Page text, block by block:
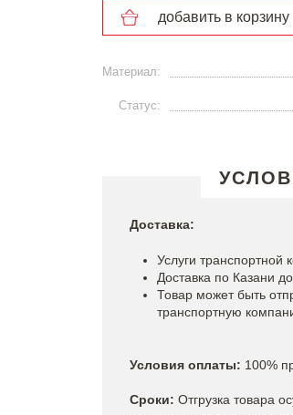
добавить в корзину
Материал:
Статус:
Доставка:
Услуги транспортной
Доставка по Казани
Товар может быть
транспортную
Условия оплаты: 100%
Сроки: Отгрузка товара